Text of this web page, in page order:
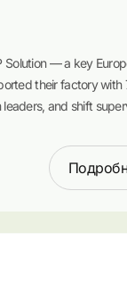
Solution — a key
their factory with
and shift